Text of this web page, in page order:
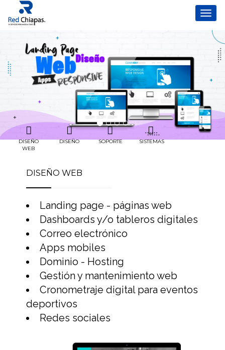
DISEÑO
WEB
DISEÑO SOPORTE SISTEMAS
DISEÑO WEB
Landing page - páginas web
Dashboards y/o tableros digitales
Correo electrónico
Apps mobiles
Dominio - Hosting
Gestión y mantenimiento web
Cronometraje digital para eventos
deportivos
Redes sociales